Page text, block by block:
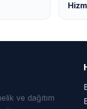
ve dağıtım